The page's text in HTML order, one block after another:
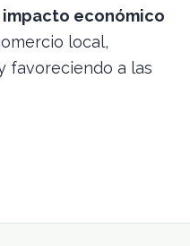
impacto económico
local,
favoreciendo a las